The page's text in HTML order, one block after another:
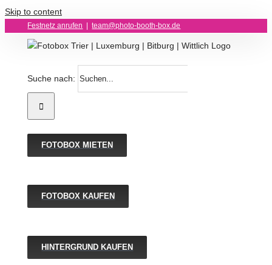
Skip to content
Festnetz anrufen team@photo-booth-box.de
Suche nach:
FOTOBOX MIETEN
FOTOBOX KAUFEN
HINTERGRUND KAUFEN